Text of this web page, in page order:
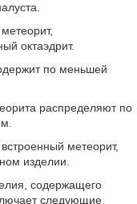
октаэдрит.
по меньшей
распределяют по
метеорит,
изделии.
содержащего
следующие